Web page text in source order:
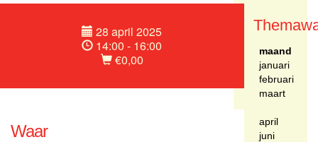
28 april 2025
14:00 - 16:00
€0,00
Waar
maand
januari
februari
maart
april
juni